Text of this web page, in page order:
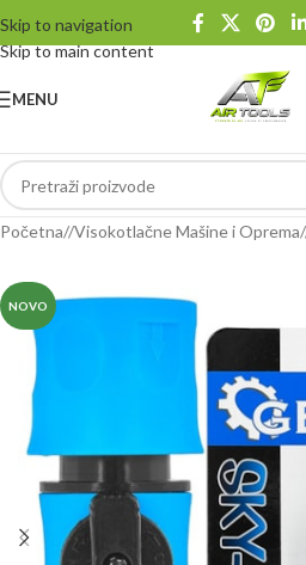
Skip to navigation
Skip to main content
MENU
Početna/ Visokotlačne Mašine i Oprema/
NOVO